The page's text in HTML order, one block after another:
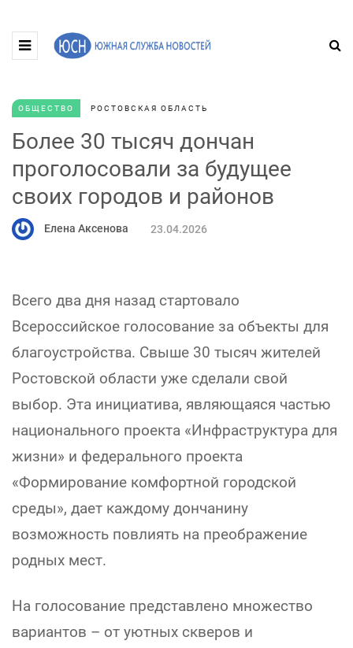
ОБЩЕСТВО РОСТОВСКАЯ ОБЛАСТЬ
Более 30 тысяч дончан
проголосовали за будущее
своих городов и районов
Елена Аксенова 23.04.2026
Всего два дня назад стартовало
Всероссийское голосование за объекты для
благоустройства. Свыше 30 тысяч жителей
Ростовской области уже сделали свой
выбор. Эта инициатива, являющаяся частью
национального проекта «Инфраструктура для
жизни» и федерального проекта
«Формирование комфортной городской
среды», дает каждому дончанину
возможность повлиять на преображение
родных мест.
На голосование представлено множество
вариантов – от уютных скверов и